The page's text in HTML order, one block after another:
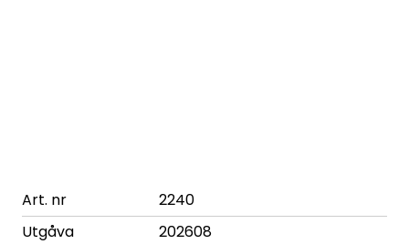
Art. nr
2240
Utgåva
202608